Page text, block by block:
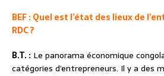
BEF : Quel est l’état des lieux de
RDC ?
B.T. : Le panorama économique
catégories d’entrepreneurs. Il y a des